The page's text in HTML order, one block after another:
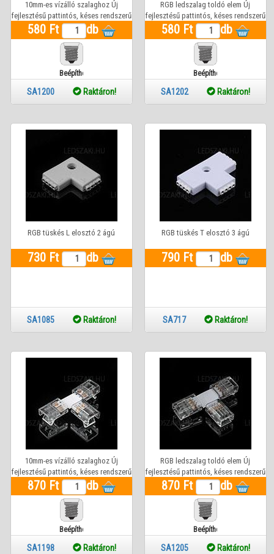
10mm-es vízálló szalaghoz Új
fejlesztésű pattintós, késes rendszerű
ledszalag toldó elem (vezetékes
betáp csatlakozó idom) 10mm-es
szalaghoz
580 Ft db
Beépíthető
SA1200 Raktáron!
RGB ledszalag toldó elem Új
fejlesztésű pattintós, késes rendszerű
(egyenes fix idom)
580 Ft db
Beépíthető
SA1202 Raktáron!
RGB tüskés L elosztó 2 ágú
730 Ft db
SA1085 Raktáron!
RGB tüskés T elosztó 3 ágú
790 Ft db
SA717 Raktáron!
10mm-es vízálló szalaghoz Új
fejlesztésű pattintós, késes rendszerű
ledszalag toldó elem( T- elágazás
idom) 10mm-es szalaghoz
870 Ft db
Beépíthető
SA1198 Raktáron!
RGB ledszalag toldó elem Új
fejlesztésű pattintós, késes rendszerű
(T - elágazás idom)
870 Ft db
Beépíthető
SA1205 Raktáron!